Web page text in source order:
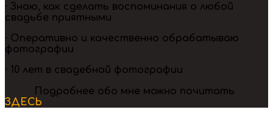
· Знаю, как сделать воспоминания о любой
свадьбе приятными
· Оперативно и качественно обрабатываю
фотографии
· 10 лет в свадебной фотографии
⠀⠀⠀⠀Подробнее обо мне можно почитать
ЗДЕСЬ